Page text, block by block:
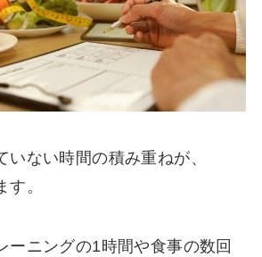
いない時間の積み重ねが、
。
ーニングの1時間や食事の数回